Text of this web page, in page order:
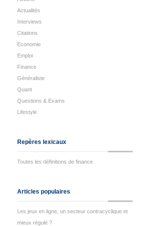
Actualités
Interviews
Citations
Economie
Emploi
Finance
Généraliste
Quant
Questions & Exams
Lifestyle
Repères lexicaux
Toutes les définitions de finance
Articles populaires
Les jeux en ligne, un secteur contracyclique et
mieux régulé ?